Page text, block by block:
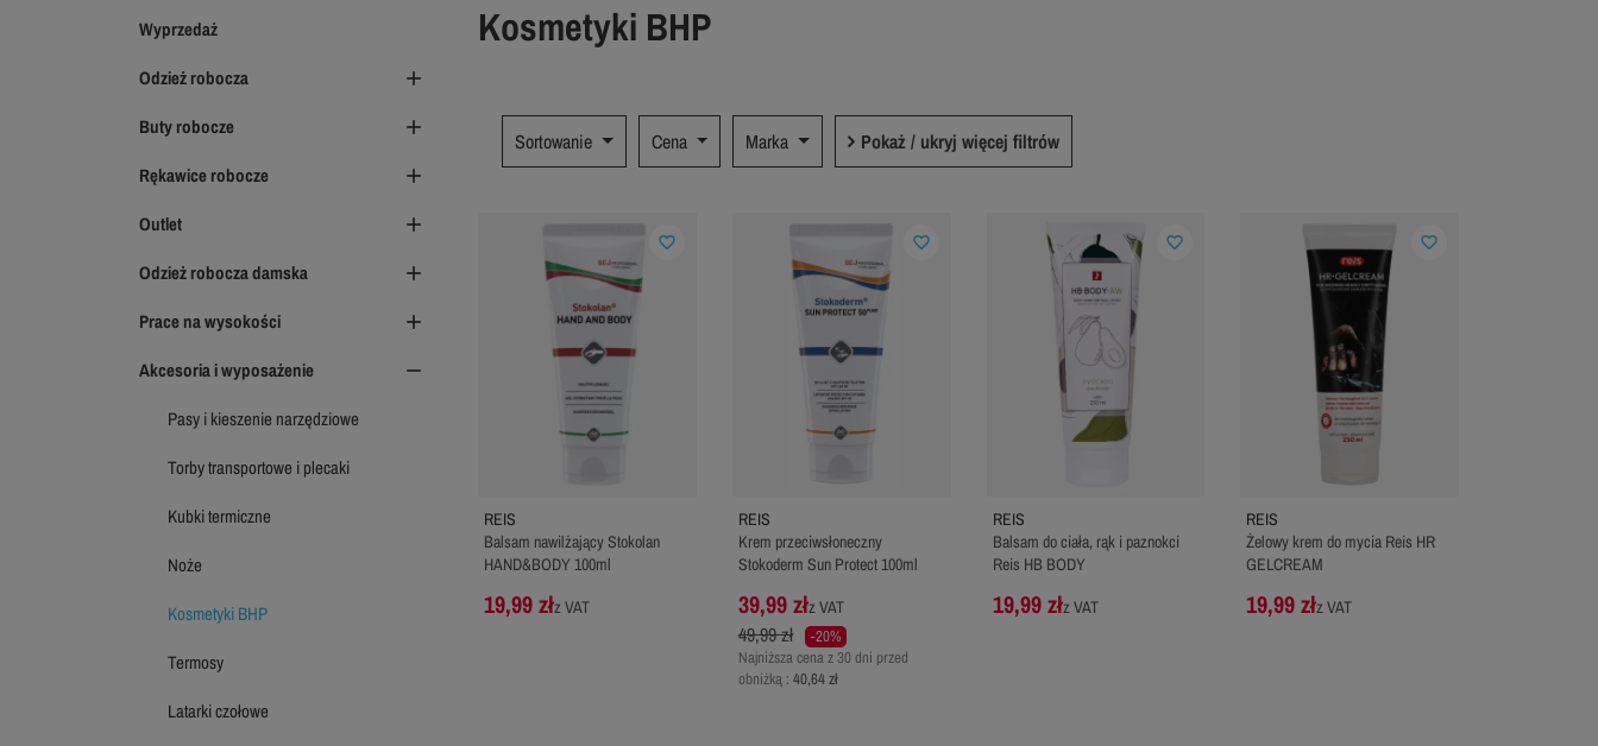
Wyprzedaż
Odzież robocza

Buty robocze 
Rękawice robocze 
Outlet 
Odzież robocza damska 
Prace na wysokości 
Akcesoria i wyposażenie 
Pasy i kieszenie narzędziowe
Torby transportowe i plecaki
Kubki termiczne
Noże
Kosmetyki BHP
Termosy
Latarki czołowe
Kosmetyki BHP
Sortowanie Cena Marka Pokaż / ukryj więcej filtrów
REIS
Balsam nawilżający Stokolan
HAND&BODY 100ml
19,99 złz VAT
favorite_border
REIS
Krem przeciwsłoneczny
Stokoderm Sun Protect 100ml
39,99 złz VAT
49,99 zł
-20%
Najniższa cena z 30 dni przed
obniżką : 40,64 zł
favorite_border
REIS
Balsam do ciała, rąk i paznokci
Reis HB BODY
19,99 złz VAT
favorite_border
REIS
Żelowy krem do mycia Reis HR
GELCREAM
19,99 złz VAT
favorite_border